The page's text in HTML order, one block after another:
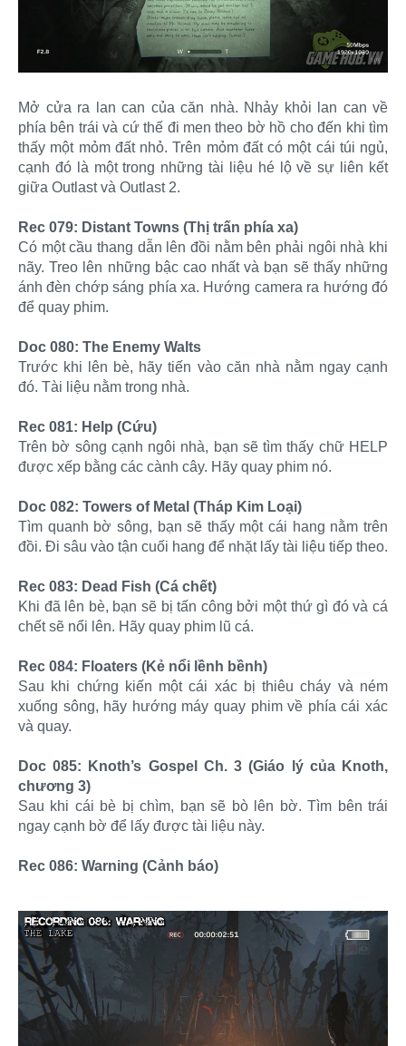
Mở cửa ra lan can của căn nhà. Nhảy khỏi lan can về
phía bên trái và cứ thế đi men theo bờ hồ cho đến khi tìm
thấy một mỏm đất nhỏ. Trên mỏm đất có một cái túi ngủ,
cạnh đó là một trong những tài liệu hé lộ về sự liên kết
giữa Outlast và Outlast 2.
Rec 079: Distant Towns (Thị trấn phía xa)
Có một cầu thang dẫn lên đồi nằm bên phải ngôi nhà khi
nãy. Treo lên những bậc cao nhất và bạn sẽ thấy những
ánh đèn chớp sáng phía xa. Hướng camera ra hướng đó
để quay phim.
Doc 080: The Enemy Walts
Trước khi lên bè, hãy tiến vào căn nhà nằm ngay cạnh
đó. Tài liệu nằm trong nhà.
Rec 081: Help (Cứu)
Trên bờ sông cạnh ngôi nhà, bạn sẽ tìm thấy chữ HELP
được xếp bằng các cành cây. Hãy quay phim nó.
Doc 082: Towers of Metal (Tháp Kim Loại)
Tìm quanh bờ sông, bạn sẽ thấy một cái hang nằm trên
đồi. Đi sâu vào tận cuối hang để nhặt lấy tài liệu tiếp theo.
Rec 083: Dead Fish (Cá chết)
Khi đã lên bè, bạn sẽ bị tấn công bởi một thứ gì đó và cá
chết sẽ nổi lên. Hãy quay phim lũ cá.
Rec 084: Floaters (Kẻ nổi lềnh bềnh)
Sau khi chứng kiến một cái xác bị thiêu cháy và ném
xuống sông, hãy hướng máy quay phim về phía cái xác
và quay.
Doc 085: Knoth’s Gospel Ch. 3 (Giáo lý của Knoth,
chương 3)
Sau khi cái bè bị chìm, bạn sẽ bò lên bờ. Tìm bên trái
ngay cạnh bờ để lấy được tài liệu này.
Rec 086: Warning (Cảnh báo)